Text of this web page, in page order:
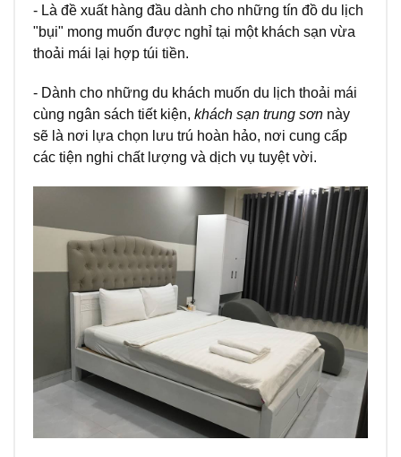
- Là đề xuất hàng đầu dành cho những tín đồ du lịch
"bụi" mong muốn được nghỉ tại một khách sạn vừa
thoải mái lại hợp túi tiền.
- Dành cho những du khách muốn du lịch thoải mái
cùng ngân sách tiết kiện, khách sạn trung sơn này
sẽ là nơi lựa chọn lưu trú hoàn hảo, nơi cung cấp
các tiện nghi chất lượng và dịch vụ tuyệt vời.